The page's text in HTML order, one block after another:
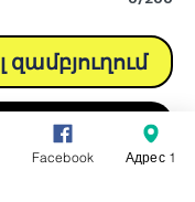
զամբյուղում
Now
Facebook Адрес 1